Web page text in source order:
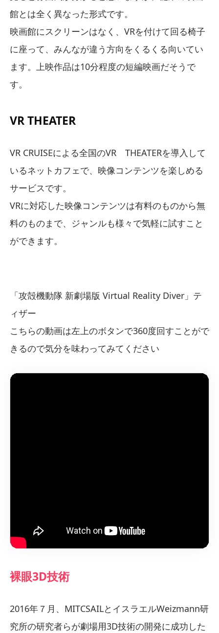
館とは全く異なった形式です。
映画館にスクリーンはなく、VRを付けて回る椅子
に座って、みんなが違う方向をくるくる向いてい
ます。上映作品は10分程度の短編映画だそうで
す。
VR THEATER
VR CRUISEによる全国のVR THEATERを導入して
いるネットカフェで、映像コンテンツを楽しめる
サービスです。
VRに対応した映像コンテンツは有料のものから無
料のものまで、ジャンルも様々で気軽に試すこと
ができます。
「攻殻機動隊 新劇場版 Virtual Reality Diver」テ
ィザー
こちらの動画は左上のボタンで360度回すことがで
きるので気分を味わってみてください
裸眼3D技術
2016年７月、MITCSAILとイスラエルWeizmann研
究所の研究者らが劇場用3D技術の開発に成功した